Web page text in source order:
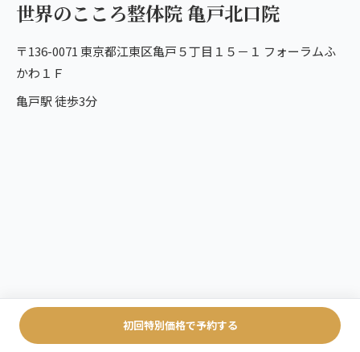
世界のこころ整体院 亀戸北口院
〒136-0071 東京都江東区亀戸５丁目１５－１ フォーラムふ
かわ１Ｆ
亀戸駅 徒歩3分
初回特別価格で予約する